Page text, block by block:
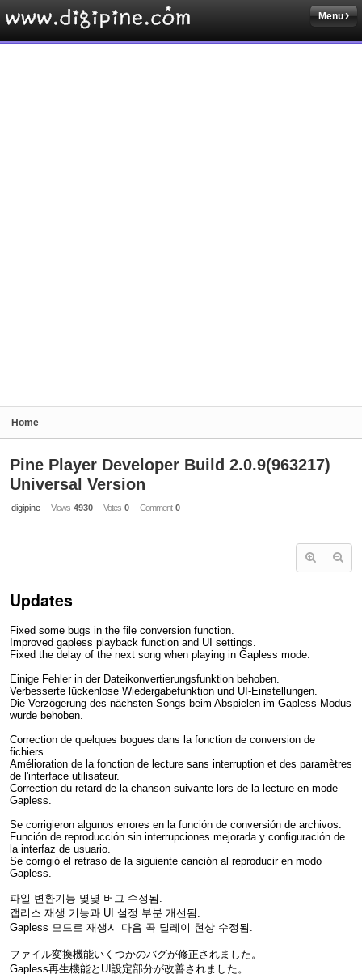
Menu
Home
Pine Player Developer Build 2.0.9(963217)
Universal Version
digipine Views 4930 Votes 0 Comment 0
Updates
Fixed some bugs in the file conversion function.
Improved gapless playback function and UI settings.
Fixed the delay of the next song when playing in Gapless mode.
Einige Fehler in der Dateikonvertierungsfunktion behoben.
Verbesserte lückenlose Wiedergabefunktion und UI-Einstellungen.
Die Verzögerung des nächsten Songs beim Abspielen im Gapless-Modus
wurde behoben.
Correction de quelques bogues dans la fonction de conversion de
fichiers.
Amélioration de la fonction de lecture sans interruption et des paramètres
de l'interface utilisateur.
Correction du retard de la chanson suivante lors de la lecture en mode
Gapless.
Se corrigieron algunos errores en la función de conversión de archivos.
Función de reproducción sin interrupciones mejorada y configuración de
la interfaz de usuario.
Se corrigió el retraso de la siguiente canción al reproducir en modo
Gapless.
파일 변환기능 몇몇 버그 수정됨.
갭리스 재생 기능과 UI 설정 부분 개선됨.
Gapless 모드로 재생시 다음 곡 딜레이 현상 수정됨.
ファイル変換機能いくつかのバグが修正されました。
Gapless再生機能とUI設定部分が改善されました。
Sketchbook5, 스케치북5